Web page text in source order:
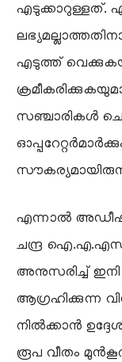
എടുക്കാറുള്ളത്.
എടുത്ത്
സഞ്ചാരികൾ
എന്നാൽ അഡീഷണൽ
ചന്ദ്ര ഐ.എ.എസ്
അനുസരിച്ച് ഇനി
ആഗ്രഹിക്കുന്ന
നിൽക്കാൻ
രൂപ വീതം